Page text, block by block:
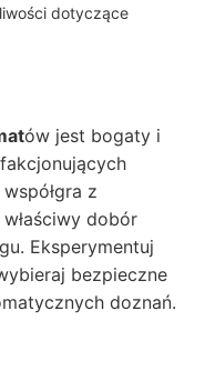
dotyczące
ów jest bogaty i
z
dobór
Eksperymentuj
bezpieczne
doznań.